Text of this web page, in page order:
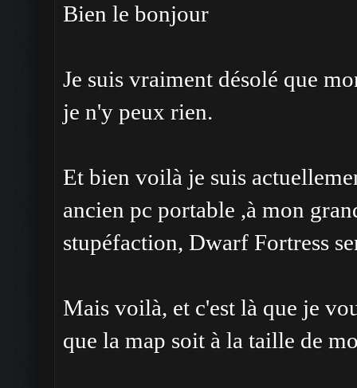
Bien le bonjour
Je suis vraiment désolé que
je n'y peux rien.
Et bien voilà je suis
ancien pc portable ,à mon
stupéfaction, Dwarf Fortress
Mais voilà, et c'est là que je
que la map soit à la taille de